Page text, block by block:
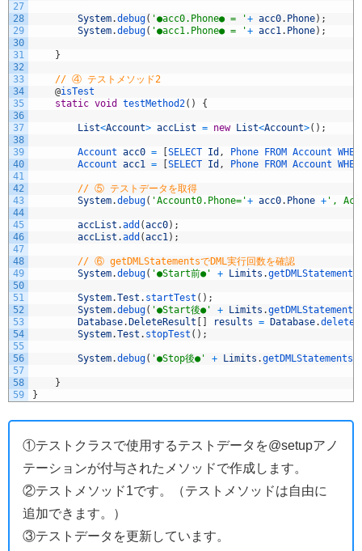
27
28
29
30
31
32
33
34
35
36
37
38
39
40
41
42
43
44
45
46
47
48
49
50
51
52
53
54
55
56
57
58
59
System.debug( '●acc0.Phone● = '+ acc0. Phone) ;
System.debug( '●acc1.Phone● = '+ acc1. Phone) ;
}
// ④ テストメソッド2
@isTest
static void testMethod2( ) {
List<Account> accList = new List<Account>( ) ;
Account acc0 = SELECT Id , Phone FROM Account
Account acc1 = SELECT Id , Phone FROM Account
// ⑤ テストデータを取得
System.debug( 'Account0.Phone='+ acc0. Phone + ',
accList .add (acc0) ;
accList .add (acc1) ;
// ⑥ getDMLStatementsでDML実行回数を確認
System.debug( '●Start前●' + Limits .getDMLStatements
System.Test . startTest ( ) ;
System.debug( '●Start後●' + Limits .getDMLStatements
Database. DeleteResult results = Database.delete
System.Test . stopTest ( ) ;
System.debug( '●Stop後●' + Limits .getDMLStatements
}
}
①テストクラスで使用するテストデータを@setupアノ
テーションが付与されたメソッドで作成します。
②テストメソッド1です。（テストメソッドは自由に
追加できます。）
③テストデータを更新しています。